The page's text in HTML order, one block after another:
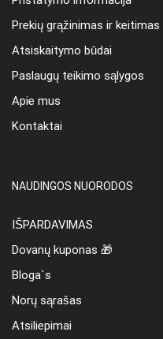
Prekių grąžinimas ir keitimas
Atsiskaitymo būdai
Paslaugų teikimo sąlygos
Apie mus
Kontaktai
NAUDINGOS NUORODOS
IŠPARDAVIMAS
Dovanų kuponas 🎁
Bloga`s
Norų sąrašas
Atsiliepimai